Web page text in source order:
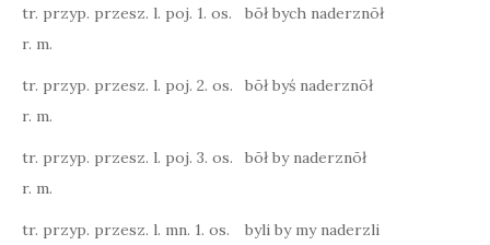
tr. przyp. przesz. l. poj. 1. os.
r. m.
bōł bych naderznōł
tr. przyp. przesz. l. poj. 2. os.
r. m.
bōł byś naderznōł
tr. przyp. przesz. l. poj. 3. os.
r. m.
bōł by naderznōł
tr. przyp. przesz. l. mn. 1. os.
byli by my naderzli